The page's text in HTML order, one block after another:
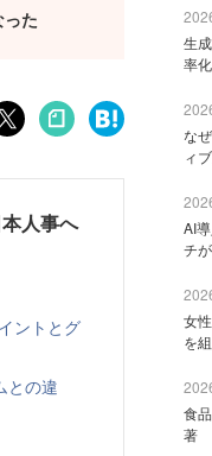
た
人事へ
ントとグ
との違
生
率
な
ィ
AI
チ
女
を
食
著